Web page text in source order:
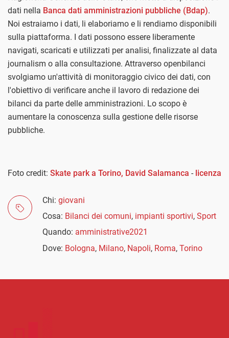
dati nella Banca dati amministrazioni pubbliche (Bdap).
Noi estraiamo i dati, li elaboriamo e li rendiamo disponibili
sulla piattaforma. I dati possono essere liberamente
navigati, scaricati e utilizzati per analisi, finalizzate al data
journalism o alla consultazione. Attraverso openbilanci
svolgiamo un'attività di monitoraggio civico dei dati, con
l'obiettivo di verificare anche il lavoro di redazione dei
bilanci da parte delle amministrazioni. Lo scopo è
aumentare la conoscenza sulla gestione delle risorse
pubbliche.
Foto credit: Skate park a Torino, David Salamanca - licenza
Chi: giovani
Cosa: Bilanci dei comuni, impianti sportivi, Sport
Quando: amministrative2021
Dove: Bologna, Milano, Napoli, Roma, Torino